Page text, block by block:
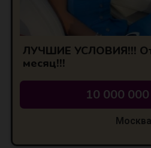
ЛУЧШИЕ УСЛОВИЯ!!!
месяц!!!
10 000
Москва